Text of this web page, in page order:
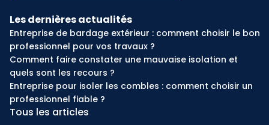
Les dernières actualités
Entreprise de bardage extérieur : comment choisir le bon
professionnel pour vos travaux ?
Comment faire constater une mauvaise isolation et
quels sont les recours ?
Entreprise pour isoler les combles : comment choisir un
professionnel fiable ?
Tous les articles